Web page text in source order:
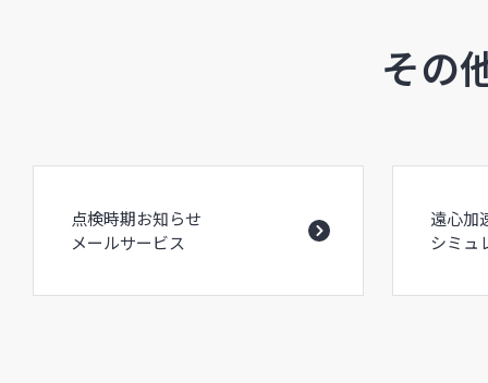
その
点検時期お知らせ
メールサービス
遠心加
シミュ